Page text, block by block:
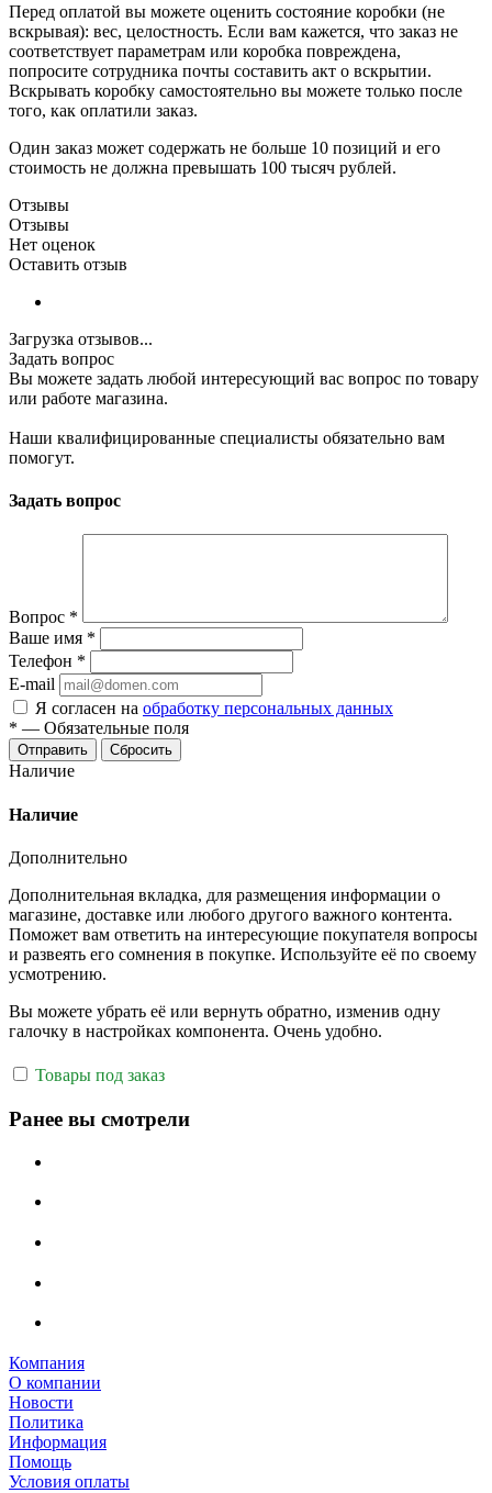
Перед оплатой вы можете оценить состояние коробки (не
вскрывая): вес, целостность. Если вам кажется, что заказ не
соответствует параметрам или коробка повреждена,
попросите сотрудника почты составить акт о вскрытии.
Вскрывать коробку самостоятельно вы можете только после
того, как оплатили заказ.
Один заказ может содержать не больше 10 позиций и его
стоимость не должна превышать 100 тысяч рублей.
Отзывы
Отзывы
Нет оценок
Оставить отзыв
Загрузка отзывов...
Задать вопрос
Вы можете задать любой интересующий вас вопрос по товару
или работе магазина.
Наши квалифицированные специалисты обязательно вам
помогут.
Задать вопрос
Вопрос *
Ваше имя *
Телефон *
E-mail
Я согласен на обработку персональных данных
* — Обязательные поля
Отправить Сбросить
Наличие
Наличие
Дополнительно
Дополнительная вкладка, для размещения информации о
магазине, доставке или любого другого важного контента.
Поможет вам ответить на интересующие покупателя вопросы
и развеять его сомнения в покупке. Используйте её по своему
усмотрению.
Вы можете убрать её или вернуть обратно, изменив одну
галочку в настройках компонента. Очень удобно.
Товары под заказ
Ранее вы смотрели
Компания
О компании
Новости
Политика
Информация
Помощь
Условия оплаты